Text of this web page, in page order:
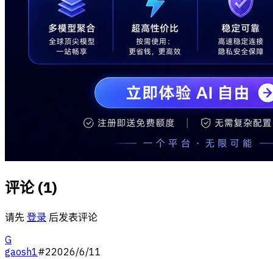
评论 (1)
请先 登录 后发表评论
G
gaosh1#22026/6/11